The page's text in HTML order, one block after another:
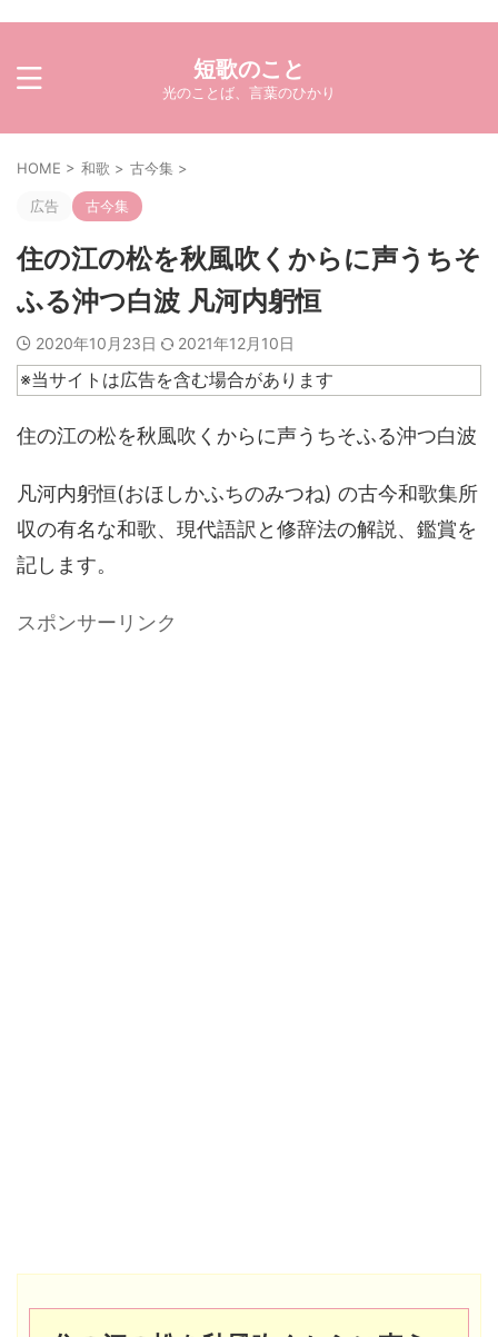
短歌のこと
光のことば、言葉のひかり
HOME > 和歌 > 古今集 >
広告 古今集
住の江の松を秋風吹くからに声うちそ
ふる沖つ白波 凡河内躬恒
2020年10月23日 2021年12月10日
※当サイトは広告を含む場合があります
住の江の松を秋風吹くからに声うちそふる沖つ白波
凡河内躬恒(おほしかふちのみつね) の古今和歌集所
収の有名な和歌、現代語訳と修辞法の解説、鑑賞を
記します。
スポンサーリンク